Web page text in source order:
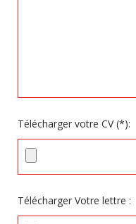
Télécharger votre CV(*):
Télécharger Votre lettre :